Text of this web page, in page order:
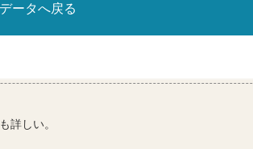
ータへ戻る
詳しい。